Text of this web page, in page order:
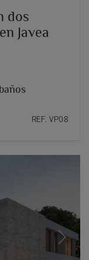
dos
Javea
REF. VP08
Next